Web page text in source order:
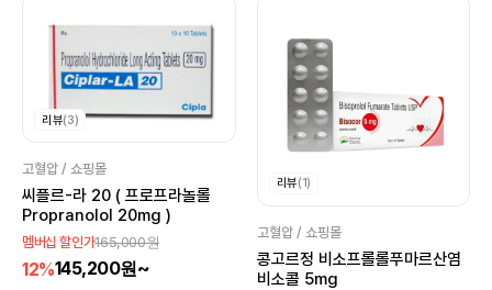
리뷰(3)
고혈압 / 쇼핑몰
씨플르-라 20 ( 프로프라놀롤
Propranolol 20mg )
멤버십 할인가165,000원
12%145,200원~
리뷰(1)
고혈압 / 쇼핑몰
콩고르정 비소프롤롤푸마르산염
비소콜 5mg